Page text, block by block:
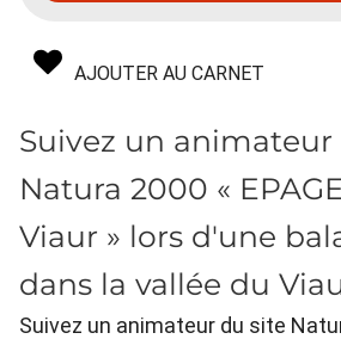
AJOUTER AU CARNET
Suivez un animateur
Natura 2000 «
Viaur » lors d'une
dans la vallée du
Suivez un animateur du site